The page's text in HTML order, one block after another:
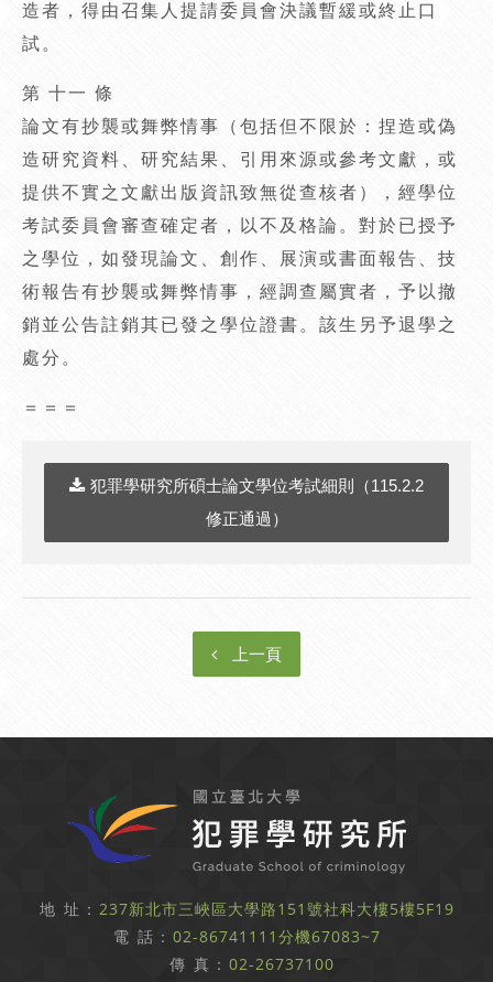
造者，得由召集人提請委員會決議暫緩或終止口
試。
第 十一 條
論文有抄襲或舞弊情事（包括但不限於：捏造或偽
造研究資料、研究結果、引用來源或參考文獻，或
提供不實之文獻出版資訊致無從查核者），經學位
考試委員會審查確定者，以不及格論。對於已授予
之學位，如發現論文、創作、展演或書面報告、技
術報告有抄襲或舞弊情事，經調查屬實者，予以撤
銷並公告註銷其已發之學位證書。該生另予退學之
處分。
＝＝＝
犯罪學研究所碩士論文學位考試細則（115.2.2
修正通過）
上一頁
地 址： 237新北市三峽區大學路151號社科大樓5樓5F19
電 話： 02-86741111分機67083~7
傳 真： 02-26737100